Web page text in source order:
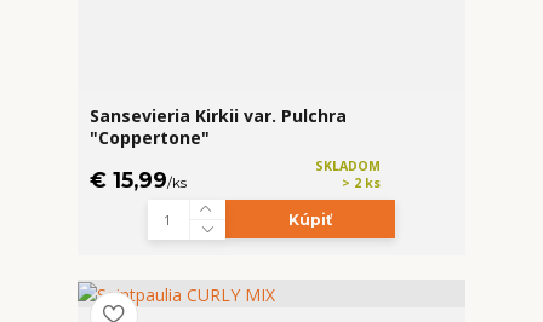
Sansevieria Kirkii var. Pulchra
"Coppertone"
€ 15,99/ks
SKLADOM
> 2 ks
Kúpiť